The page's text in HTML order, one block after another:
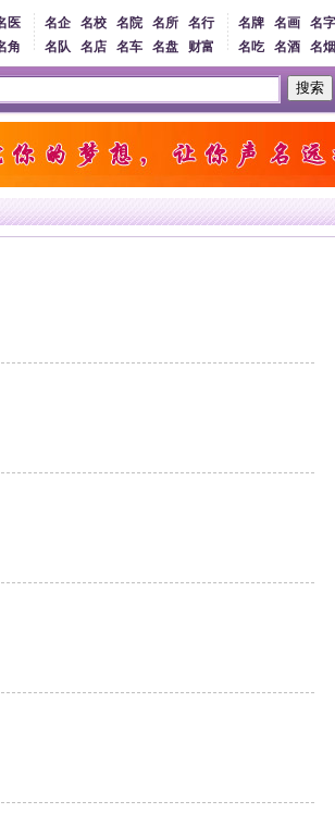
医
角
名企 名校 名院 名所
名行
名队
名店 名车 名盘 财富
名牌 名画 名字
名吃
名酒 名烟
搜索